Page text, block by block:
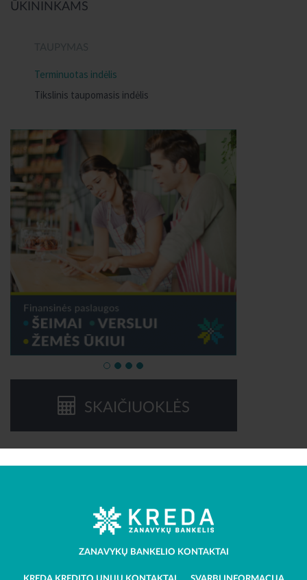
ŪKININKAMS
Terminuotas indėlis
Tikslinis taupomasis indėlis
SKAIČIUOKLĖS
ZANAVYKŲ BANKELIO KONTAKTAI